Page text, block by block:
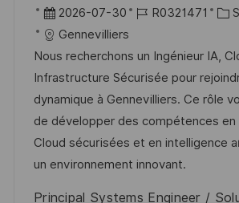
i
c
i
b
c
a
c
i
ó
n
F
e
c
h
a
d
e
p
2026-07-30
I
d
e
e
m
p
l
R0321471
C
t
e
g
o
r
Gennevilliers
Nous recherchons un Ingénieur IA,
Infrastructure Sécurisée pour
dynamique à Gennevilliers. Ce rôle
de développer des compétences
Cloud sécurisées et en intelligence
un environnement innovant.
Principal Systems Engineer /